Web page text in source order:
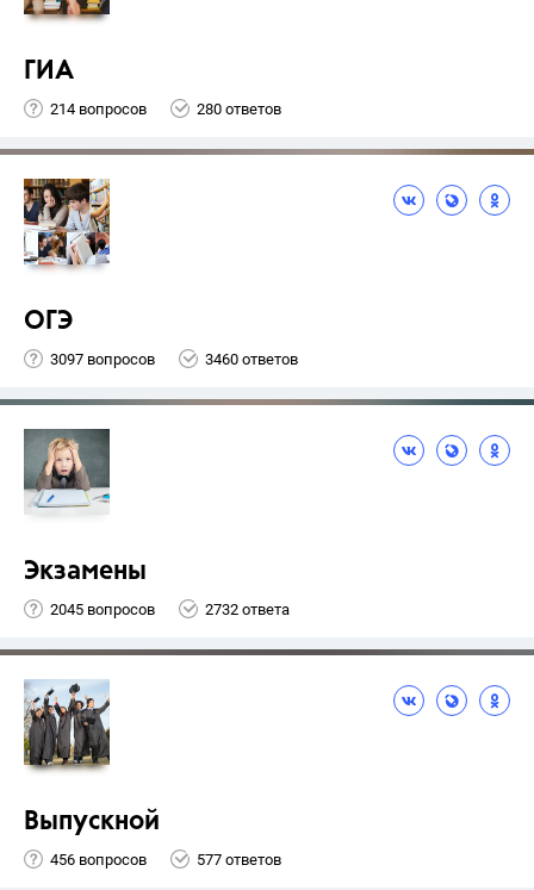
ГИА
214 вопросов 280 ответов
ОГЭ
3097 вопросов 3460 ответов
Экзамены
2045 вопросов 2732 ответа
Выпускной
456 вопросов 577 ответов